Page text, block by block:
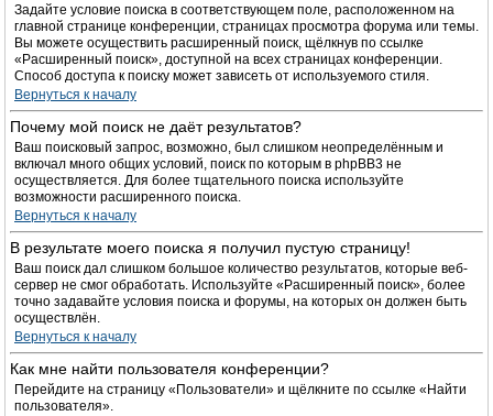
Задайте условие поиска в соответствующем поле, расположенном на
главной странице конференции, страницах просмотра форума или темы.
Вы можете осуществить расширенный поиск, щёлкнув по ссылке
«Расширенный поиск», доступной на всех страницах конференции.
Способ доступа к поиску может зависеть от используемого стиля.
Вернуться к началу
Почему мой поиск не даёт результатов?
Ваш поисковый запрос, возможно, был слишком неопределённым и
включал много общих условий, поиск по которым в phpBB3 не
осуществляется. Для более тщательного поиска используйте
возможности расширенного поиска.
Вернуться к началу
В результате моего поиска я получил пустую страницу!
Ваш поиск дал слишком большое количество результатов, которые веб-
сервер не смог обработать. Используйте «Расширенный поиск», более
точно задавайте условия поиска и форумы, на которых он должен быть
осуществлён.
Вернуться к началу
Как мне найти пользователя конференции?
Перейдите на страницу «Пользователи» и щёлкните по ссылке «Найти
пользователя».